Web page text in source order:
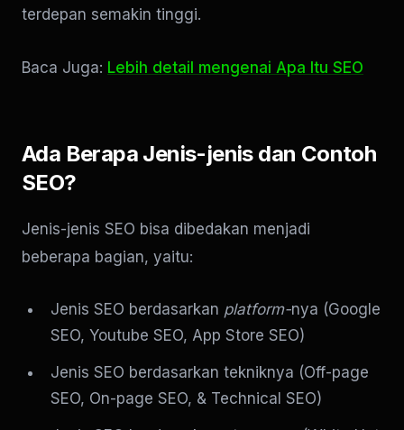
terdepan semakin tinggi.
Baca Juga: Lebih detail mengenai Apa Itu SEO
Ada Berapa Jenis-jenis dan Contoh
SEO?
Jenis-jenis SEO bisa dibedakan menjadi
beberapa bagian, yaitu:
Jenis SEO berdasarkan platform-nya (Google
SEO, Youtube SEO, App Store SEO)
Jenis SEO berdasarkan tekniknya (Off-page
SEO, On-page SEO, & Technical SEO)